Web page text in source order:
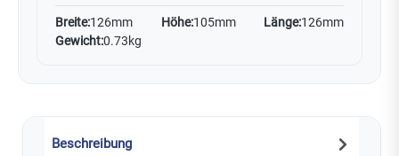
Breite:126mm Höhe:105mm Länge:126mm
Gewicht:0.73kg
Beschreibung